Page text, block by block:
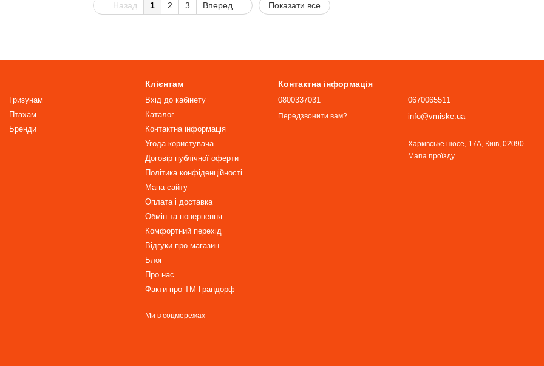
Назад 1 2 3 Вперед Показати все
Гризунам
Птахам
Бренди
Клієнтам
Вхід до кабінету
Каталог
Контактна інформація
Угода користувача
Договір публічної оферти
Політика конфіденційності
Мапа сайту
Оплата і доставка
Обмін та повернення
Комфортний перехід
Відгуки про магазин
Блог
Про нас
Факти про TM Грандорф
Ми в соцмережах
Контактна інформація
0800337031
Передзвонити вам?
0670065511
info@vmiske.ua
Харківське шосе, 17А, Київ, 02090
Мапа проїзду